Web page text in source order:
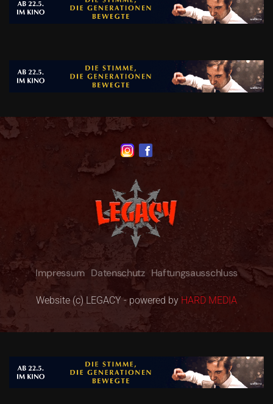
Impressum Datenschutz Haftungsausschluss
Website (c) LEGACY - powered by HARD MEDIA